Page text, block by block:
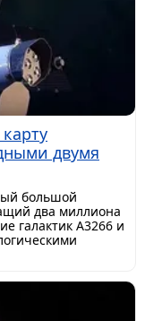
двумя
большой
два миллиона
галактик A3266 и